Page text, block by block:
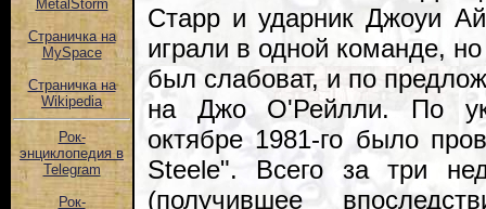
MetalStorm
Страничка на
MySpace
Страничка на
Wikipedia
Рок-
энциклопедия в
Telegram
Рок-
Старр и ударник Джоуи
играли в одной команде,
был слабоват, и по
на Джо О'Рейлли. По
октябре 1981-го было
Steele". Всего за три
(получившее